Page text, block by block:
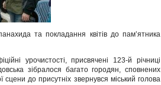
та покладання квітів до пам’ятника
урочистості, присвячені 123-й річниці
зібралося багато городян, сповнених
сцени до присутніх звернувся міський голова